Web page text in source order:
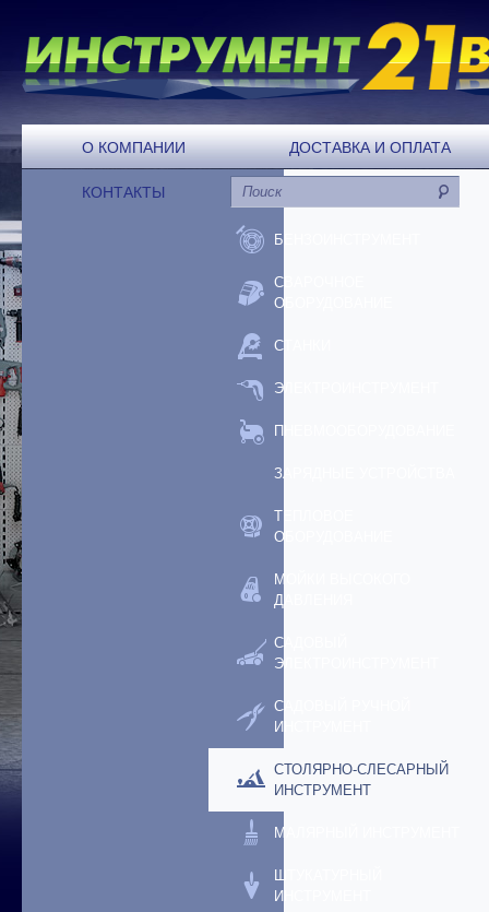
О КОМПАНИИ ДОСТАВКА И ОПЛАТА
КОНТАКТЫ
БЕНЗОИНСТРУМЕНТ
СВАРОЧНОЕ
ОБОРУДОВАНИЕ
СТАНКИ
ЭЛЕКТРОИНСТРУМЕНТ
ПНЕВМООБОРУДОВАНИЕ
ЗАРЯДНЫЕ УСТРОЙСТВА
ТЕПЛОВОЕ
ОБОРУДОВАНИЕ
МОЙКИ ВЫСОКОГО
ДАВЛЕНИЯ
САДОВЫЙ
ЭЛЕКТРОИНСТРУМЕНТ
САДОВЫЙ РУЧНОЙ
ИНСТРУМЕНТ
СТОЛЯРНО-СЛЕСАРНЫЙ
ИНСТРУМЕНТ
МАЛЯРНЫЙ ИНСТРУМЕНТ
ШТУКАТУРНЫЙ
ИНСТРУМЕНТ